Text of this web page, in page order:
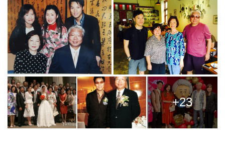
+23